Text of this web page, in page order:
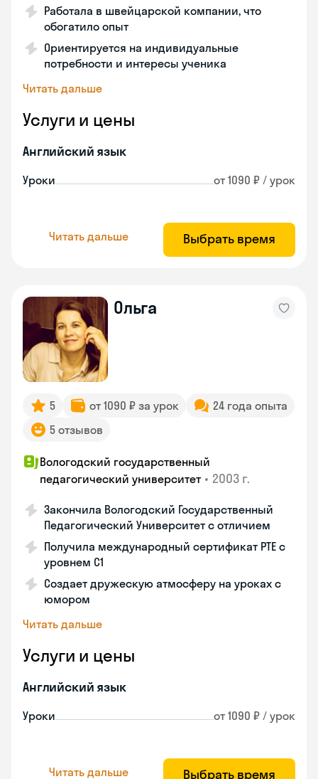
Работала в швейцарской компании, что
обогатило опыт
Ориентируется на индивидуальные
потребности и интересы ученика
Читать дальше
Услуги и цены
Английский язык
Уроки от 1090 ₽ / урок
Читать дальше Выбрать время
Ольга
5 от 1090 ₽ за урок
24 года опыта
5 отзывов
Вологодский государственный
педагогический университет • 2003 г.
Закончила Вологодский Государственный
Педагогический Университет с отличием
Получила международный сертификат PTE с
уровнем C1
Создает дружескую атмосферу на уроках с
юмором
Читать дальше
Услуги и цены
Английский язык
Уроки от 1090 ₽ / урок
Читать дальше Выбрать время